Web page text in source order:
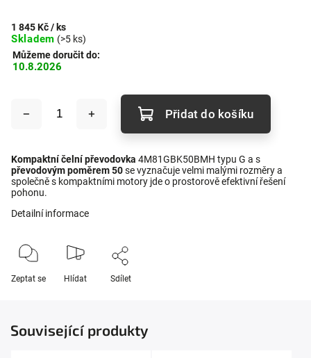
1 845 Kč/ ks
Skladem (>5 ks)
Můžeme doručit do:
10.8.2026
Přidat do košíku
Kompaktní čelní převodovka 4M81GBK50BMH typu G a s
převodovým poměrem 50se vyznačuje velmi malými rozměry a
společně s kompaktními motory jde o prostorově efektivní řešení
pohonu.
Detailní informace
Zeptat se Hlídat Sdílet
Související produkty